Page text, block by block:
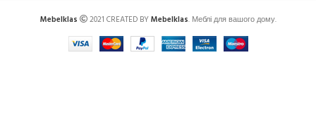
Mebelklas 2021 CREATED BYMebelklas. Меблі для вашого дому.